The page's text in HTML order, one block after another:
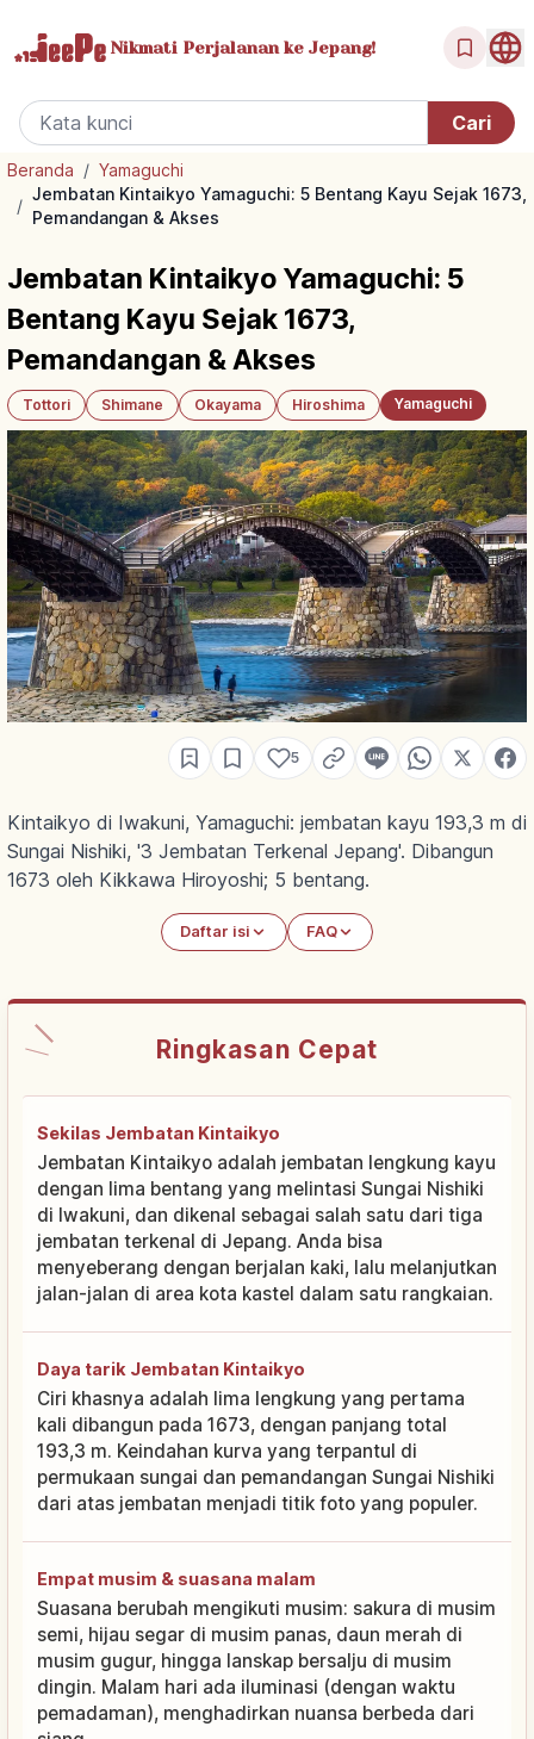
Nikmati Perjalanan ke Jepang!
Beranda / Yamaguchi
/
Jembatan Kintaikyo Yamaguchi: 5 Bentang Kayu Sejak 1673,
Pemandangan & Akses
Jembatan Kintaikyo Yamaguchi: 5
Bentang Kayu Sejak 1673,
Pemandangan & Akses
Tottori Shimane Okayama Hiroshima Yamaguchi
5
Kintaikyo di Iwakuni, Yamaguchi: jembatan kayu 193,3 m di
Sungai Nishiki, '3 Jembatan Terkenal Jepang'. Dibangun
1673 oleh Kikkawa Hiroyoshi; 5 bentang.
Daftar isi FAQ
Ringkasan Cepat
Sekilas Jembatan Kintaikyo
Jembatan Kintaikyo adalah jembatan lengkung kayu
dengan lima bentang yang melintasi Sungai Nishiki
di Iwakuni, dan dikenal sebagai salah satu dari tiga
jembatan terkenal di Jepang. Anda bisa
menyeberang dengan berjalan kaki, lalu melanjutkan
jalan-jalan di area kota kastel dalam satu rangkaian.
Daya tarik Jembatan Kintaikyo
Ciri khasnya adalah lima lengkung yang pertama
kali dibangun pada 1673, dengan panjang total
193,3 m. Keindahan kurva yang terpantul di
permukaan sungai dan pemandangan Sungai Nishiki
dari atas jembatan menjadi titik foto yang populer.
Empat musim & suasana malam
Suasana berubah mengikuti musim: sakura di musim
semi, hijau segar di musim panas, daun merah di
musim gugur, hingga lanskap bersalju di musim
dingin. Malam hari ada iluminasi (dengan waktu
pemadaman), menghadirkan nuansa berbeda dari